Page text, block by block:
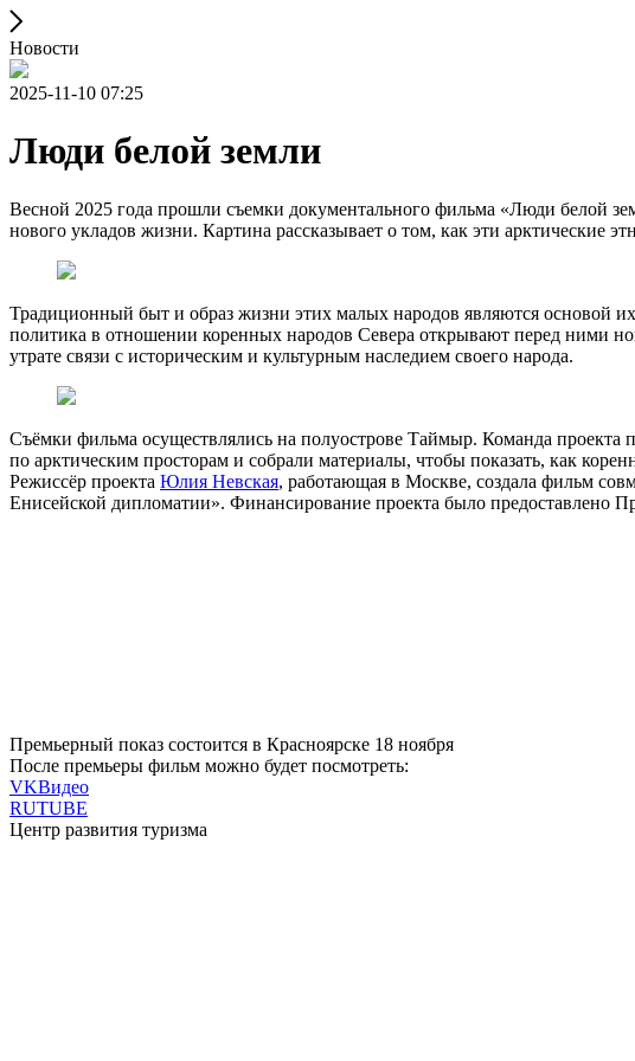
Новости
2025-11-10 07:25
Люди белой земли
Весной 2025 года прошли съемки документального фильма «Люди белой
нового укладов жизни. Картина рассказывает о том, как эти арктические
Традиционный быт и образ жизни этих малых народов являются основой
политика в отношении коренных народов Севера открывают перед ними
утрате связи с историческим и культурным наследием своего народа.
Съёмки фильма осуществлялись на полуострове Таймыр. Команда проекта
по арктическим просторам и собрали материалы, чтобы показать, как
Режиссёр проекта Юлия Невская, работающая в Москве, создала фильм
Енисейской дипломатии». Финансирование проекта было предоставлено
Премьерный показ состоится в Красноярске 18 ноября
После премьеры фильм можно будет посмотреть:
VKВидео
RUTUBE
Центр развития туризма